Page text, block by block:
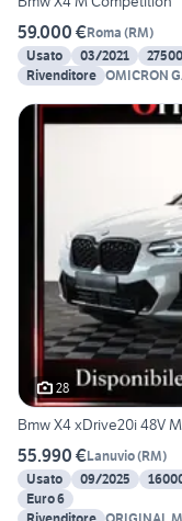
59.000 €Roma (RM)
Usato
03/2021
Rivenditore OMICRON
28
Bmw X4 xDrive20i 48V
55.990 €Lanuvio(RM)
Usato
09/2025
Euro 6